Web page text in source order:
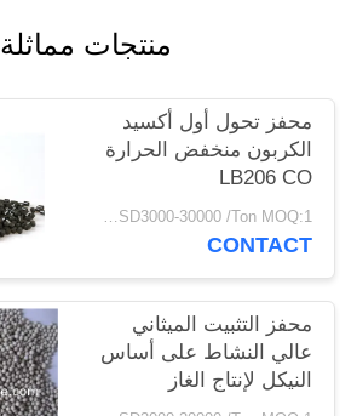
منتجات مماثلة
محفز تحول أول أكسيد
الكربون منخفض الحرارة
LB206 CO
USD3000-30000 /Ton MOQ:1 كجم
CONTACT
محفز التثبيت الميثاني
عالي النشاط على أساس
النيكل لإنتاج الغاز
التركيبي